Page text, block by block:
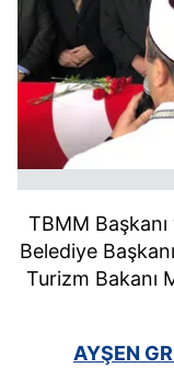
TBMM
Belediye
Turizm Bakanı
AYŞEN